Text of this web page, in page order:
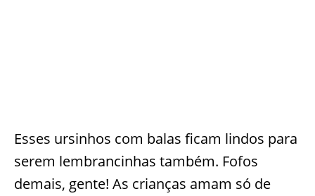
Esses ursinhos com balas ficam lindos para
serem lembrancinhas também. Fofos
demais, gente! As crianças amam só de